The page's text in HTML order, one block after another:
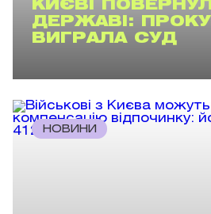
КИЄВІ
ДЕРЖАВІ:
ВИГРАЛА СУД
НОВИНИ